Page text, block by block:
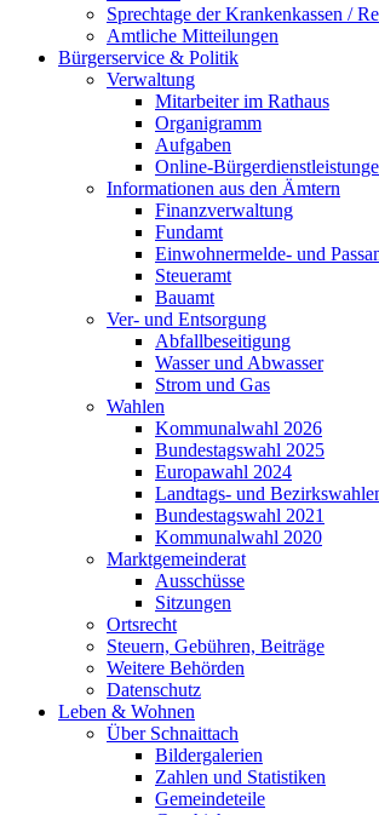
Sprechtage der Krankenkassen /
Amtliche Mitteilungen
Bürgerservice & Politik
Verwaltung
Mitarbeiter im Rathaus
Organigramm
Aufgaben
Online-
Informationen aus den Ämtern
Finanzverwaltung
Fundamt
Einwohnermelde- und
Steueramt
Bauamt
Ver- und Entsorgung
Abfallbeseitigung
Wasser und Abwasser
Strom und Gas
Wahlen
Kommunalwahl 2026
Bundestagswahl 2025
Europawahl 2024
Landtags- und
Bundestagswahl 2021
Kommunalwahl 2020
Marktgemeinderat
Ausschüsse
Sitzungen
Ortsrecht
Steuern, Gebühren, Beiträge
Weitere Behörden
Datenschutz
Leben & Wohnen
Über Schnaittach
Bildergalerien
Zahlen und Statistiken
Gemeindeteile